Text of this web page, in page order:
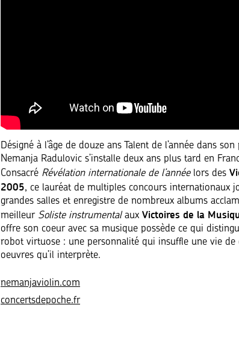
Désigné à l’âge de douze ans Talent de l’année dans
Nemanja Radulovic s’installe deux ans plus tard en
Consacré Révélation internationale de l’annéelors des
2005, ce lauréat de multiples concours internationaux
grandes salles et enregistre de nombreux albums
meilleur Soliste instrumentalaux Victoires de la
offre son coeur avec sa musique possède ce qui
robot virtuose : une personnalité qui insuffle une vie de
oeuvres qu’il interprète.
nemanjaviolin.com
concertsdepoche.fr